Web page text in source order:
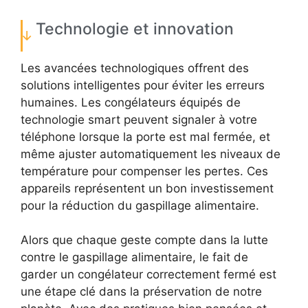
Technologie et innovation
Les avancées technologiques offrent des
solutions intelligentes pour éviter les erreurs
humaines. Les congélateurs équipés de
technologie smart peuvent signaler à votre
téléphone lorsque la porte est mal fermée, et
même ajuster automatiquement les niveaux de
température pour compenser les pertes. Ces
appareils représentent un bon investissement
pour la réduction du gaspillage alimentaire.
Alors que chaque geste compte dans la lutte
contre le gaspillage alimentaire, le fait de
garder un congélateur correctement fermé est
une étape clé dans la préservation de notre